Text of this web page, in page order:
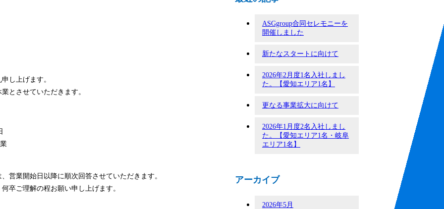
し上げます。
とさせていただきます。
営業開始日以降に順次回答させていただきます。
卒ご理解の程お願い申し上げます。
ASGgroup合同セレモニーを
開催しました
新たなスタートに向けて
2026年2月度1名入社しまし
た。【愛知エリア1名】
更なる事業拡大に向けて
2026年1月度2名入社しまし
た。【愛知エリア1名・岐阜
エリア1名】
アーカイブ
2026年5月